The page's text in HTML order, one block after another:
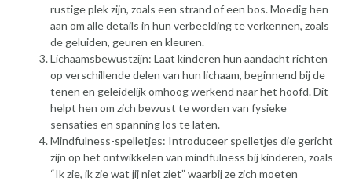
rustige plek zijn, zoals een strand of een bos. Moedig hen
aan om alle details in hun verbeelding te verkennen, zoals
de geluiden, geuren en kleuren.
Lichaamsbewustzijn: Laat kinderen hun aandacht richten
op verschillende delen van hun lichaam, beginnend bij de
tenen en geleidelijk omhoog werkend naar het hoofd. Dit
helpt hen om zich bewust te worden van fysieke
sensaties en spanning los te laten.
Mindfulness-spelletjes: Introduceer spelletjes die gericht
zijn op het ontwikkelen van mindfulness bij kinderen, zoals
“Ik zie, ik zie wat jij niet ziet” waarbij ze zich moeten